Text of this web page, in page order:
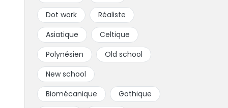
Dot work
Réaliste
Asiatique
Celtique
Polynésien
Old school
New school
Biomécanique
Gothique